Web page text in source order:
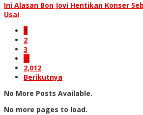
Ini Alasan Bon Jovi Hentikan Konser
Usai
1
2
3
…
2,012
Berikutnya
No More Posts Available.
No more pages to load.